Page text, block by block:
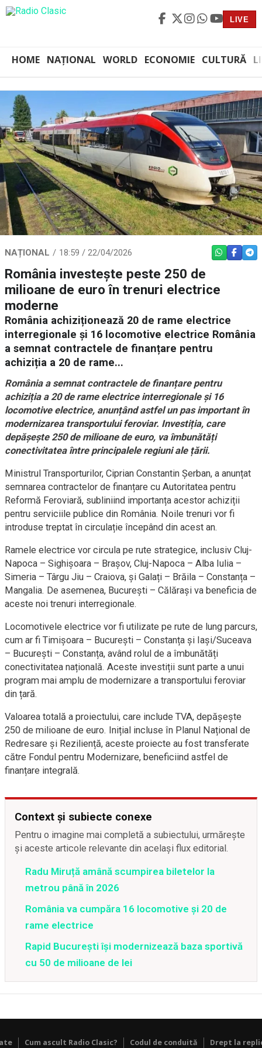
LIVE
HOME NAȚIONAL WORLD ECONOMIE CULTURĂ
NAȚIONAL 18:59 / 22/04/2026 WHATSAPP
România investește peste 250 de
milioane de euro în trenuri electrice
moderne
România achiziționează 20 de rame electrice
interregionale și 16 locomotive electrice România
a semnat contractele de finanțare pentru
achiziția a 20 de rame...
România a semnat contractele de finanțare pentru
achiziția a 20 de rame electrice interregionale și 16
locomotive electrice, anunțând astfel un pas important în
modernizarea transportului feroviar. Investiția, care
depășește 250 de milioane de euro, va îmbunătăți
conectivitatea între principalele regiuni ale țării.
Ministrul Transporturilor, Ciprian Constantin Șerban, a anunțat
semnarea contractelor de finanțare cu Autoritatea pentru
Reformă Feroviară, subliniind importanța acestor achiziții
pentru serviciile publice din România. Noile trenuri vor fi
introduse treptat în circulație începând din acest an.
Ramele electrice vor circula pe rute strategice, inclusiv Cluj-
Napoca – Sighișoara – Brașov, Cluj-Napoca – Alba Iulia –
Simeria – Târgu Jiu – Craiova, și Galați – Brăila – Constanța –
Mangalia. De asemenea, București – Călărași va beneficia de
aceste noi trenuri interregionale.
Locomotivele electrice vor fi utilizate pe rute de lung parcurs,
cum ar fi Timișoara – București – Constanța și Iași/Suceava
– București – Constanța, având rolul de a îmbunătăți
conectivitatea națională. Aceste investiții sunt parte a unui
program mai amplu de modernizare a transportului feroviar
din țară.
Valoarea totală a proiectului, care include TVA, depășește
250 de milioane de euro. Inițial incluse în Planul Național de
Redresare și Reziliență, aceste proiecte au fost transferate
către Fondul pentru Modernizare, beneficiind astfel de
finanțare integrală.
Context și subiecte conexe
Pentru o imagine mai completă a subiectului, urmărește
și aceste articole relevante din același flux editorial.
Radu Miruță amână scumpirea biletelor la
metrou până în 2026
România va cumpăra 16 locomotive și 20 de
rame electrice
Rapid București își modernizează baza sportivă
cu 50 de milioane de lei
Cum ascult Radio Clasic? Codul de conduită Drept la